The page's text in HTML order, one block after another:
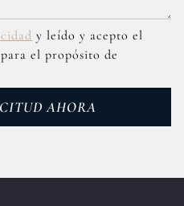
y leído y acepto el
el propósito de
AHORA